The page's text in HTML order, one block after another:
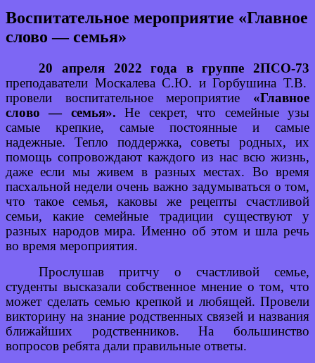
Воспитательное мероприятие «Главное
слово — семья»
20 апреля 2022 года в группе 2ПСО-73
преподаватели Москалева С.Ю. и Горбушина Т.В.
провели воспитательное мероприятие «Главное
слово — семья». Не секрет, что семейные узы
самые крепкие, самые постоянные и самые
надежные. Тепло поддержка, советы родных, их
помощь сопровождают каждого из нас всю жизнь,
даже если мы живем в разных местах. Во время
пасхальной недели очень важно задумываться о том,
что такое семья, каковы же рецепты счастливой
семьи, какие семейные традиции существуют у
разных народов мира. Именно об этом и шла речь
во время мероприятия.
Прослушав притчу о счастливой семье,
студенты высказали собственное мнение о том, что
может сделать семью крепкой и любящей. Провели
викторину на знание родственных связей и названия
ближайших родственников. На большинство
вопросов ребята дали правильные ответы.